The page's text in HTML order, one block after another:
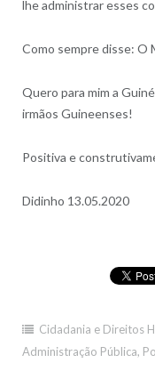
lhe administrar esses
Como sempre disse: O
Quero para mim a
irmãos Guineenses!
Positiva e
Didinho 13.05.2020
Cidadania e Direitos
Administração Pública,